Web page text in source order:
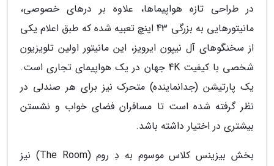
در طراحی تازه هواپیماها، علاوه بر درهای خصوصی،
مانیتورهایی به بزرگی 43 اینچ تعبیه شده که طبق اعلام یکی
از سخنگوهای آل نیپون ایرویز، این مانیتور اولین تلویزیون
شخصی با کیفیت 4K جهان در یک هواپیمای تجاری است.
یک پارتیشن (جدانماینده) متحرک نیز برای هر صندلی در
نظر گرفته شده است تا مسافران فضای خواب و نشستن
بیشتری در اختیار داشته باشد.
بخش بیزینس کلاس موسوم به دِ روم (The Room) نیز